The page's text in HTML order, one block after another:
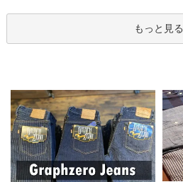
もっと見る